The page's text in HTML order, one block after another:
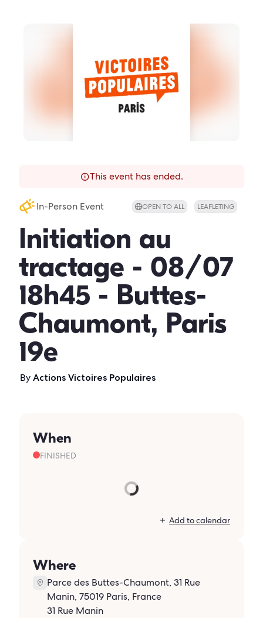
This event has ended.
In-Person Event OPEN TO ALL LEAFLETING
Initiation au
tractage - 08/07
18h45 - Buttes-
Chaumont, Paris
19e
By Actions Victoires Populaires
When
FINISHED
Add to calendar
Where
Parce des Buttes-Chaumont, 31 Rue
Manin, 75019 Paris, France
31 Rue Manin